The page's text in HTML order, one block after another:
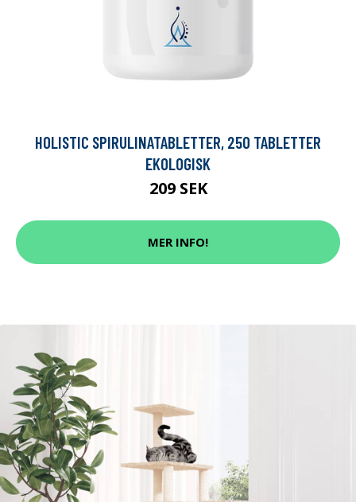
HOLISTIC SPIRULINATABLETTER, 250 TABLETTER
EKOLOGISK
209 SEK
MER INFO!